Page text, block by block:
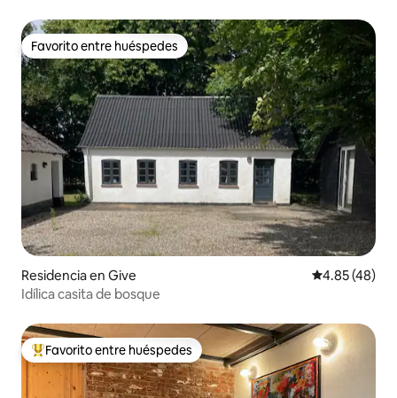
Favorito entre huéspedes
Favorito entre huéspedes
Residencia en Give Calificación
4.85 (48)
Idílica casita de bosque
De los mejores en Favorito entre huéspedes
Favorito entre huéspedes